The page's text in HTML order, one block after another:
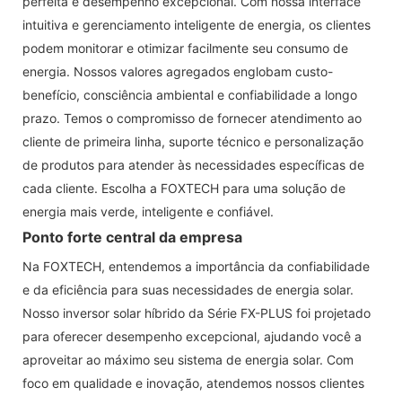
intuitiva e gerenciamento inteligente de energia, os clientes
podem monitorar e otimizar facilmente seu consumo de
energia. Nossos valores agregados englobam custo-
benefício, consciência ambiental e confiabilidade a longo
prazo. Temos o compromisso de fornecer atendimento ao
cliente de primeira linha, suporte técnico e personalização
de produtos para atender às necessidades específicas de
cada cliente. Escolha a FOXTECH para uma solução de
energia mais verde, inteligente e confiável.
Ponto forte central da empresa
Na FOXTECH, entendemos a importância da confiabilidade
e da eficiência para suas necessidades de energia solar.
Nosso inversor solar híbrido da Série FX-PLUS foi projetado
para oferecer desempenho excepcional, ajudando você a
aproveitar ao máximo seu sistema de energia solar. Com
foco em qualidade e inovação, atendemos nossos clientes